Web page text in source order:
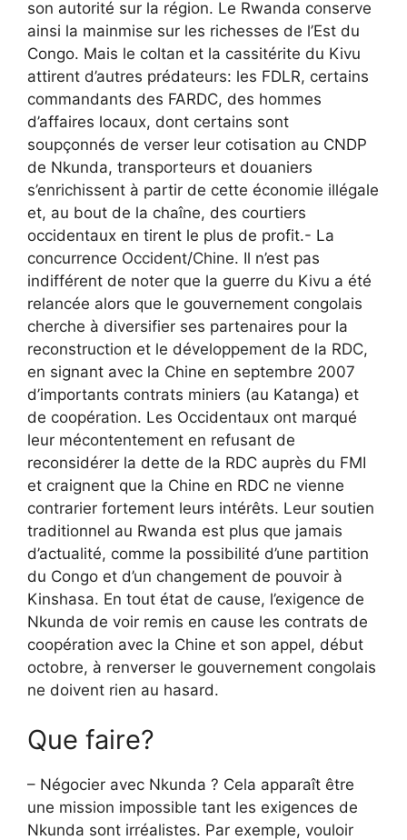
son autorité sur la région. Le Rwanda conserve
ainsi la mainmise sur les richesses de l’Est du
Congo. Mais le coltan et la cassitérite du Kivu
attirent d’autres prédateurs: les FDLR, certains
commandants des FARDC, des hommes
d’affaires locaux, dont certains sont
soupçonnés de verser leur cotisation au CNDP
de Nkunda, transporteurs et douaniers
s’enrichissent à partir de cette économie illégale
et, au bout de la chaîne, des courtiers
occidentaux en tirent le plus de profit.- La
concurrence Occident/Chine. Il n’est pas
indifférent de noter que la guerre du Kivu a été
relancée alors que le gouvernement congolais
cherche à diversifier ses partenaires pour la
reconstruction et le développement de la RDC,
en signant avec la Chine en septembre 2007
d’importants contrats miniers (au Katanga) et
de coopération. Les Occidentaux ont marqué
leur mécontentement en refusant de
reconsidérer la dette de la RDC auprès du FMI
et craignent que la Chine en RDC ne vienne
contrarier fortement leurs intérêts. Leur soutien
traditionnel au Rwanda est plus que jamais
d’actualité, comme la possibilité d’une partition
du Congo et d’un changement de pouvoir à
Kinshasa. En tout état de cause, l’exigence de
Nkunda de voir remis en cause les contrats de
coopération avec la Chine et son appel, début
octobre, à renverser le gouvernement congolais
ne doivent rien au hasard.
Que faire?
– Négocier avec Nkunda ? Cela apparaît être
une mission impossible tant les exigences de
Nkunda sont irréalistes. Par exemple, vouloir